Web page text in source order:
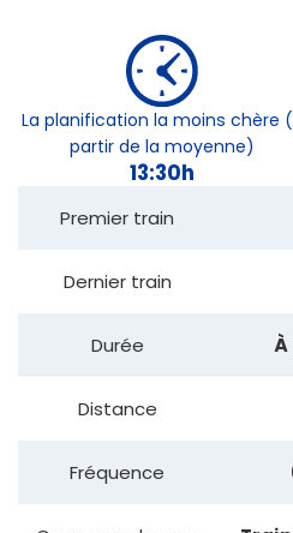
La planification la moins chère
partir de la moyenne)
13:30h
Premier train
Dernier train
Durée À
Distance
Fréquence